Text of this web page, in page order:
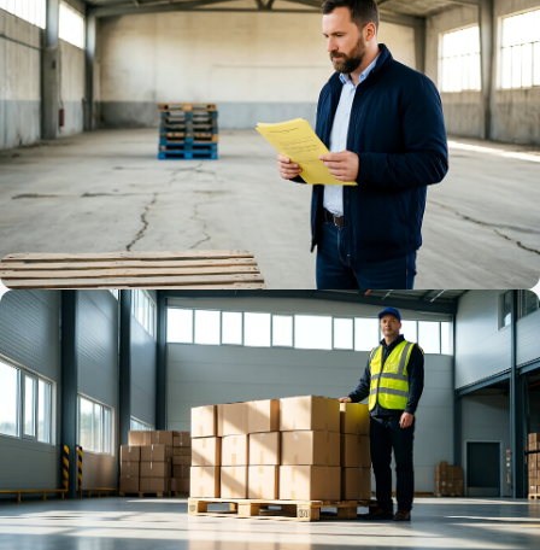
KOMERČNÉ REALITY
Sklady a logistika: rastúci segment realitného
trhu
KOMERČNÉ REALITY
Ako oceniť komerčnú nehnuteľnosť